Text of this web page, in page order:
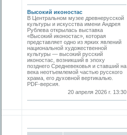
Высокий иконостас
В Центральном музее древнерусской
культуры и искусства имени Андрея
Рублева открылась выставка
«Высокий иконостас», которая
представляет одно из ярких явлений
национальной художественной
культуры — высокий русский
иконостас, возникший в эпоху
позднего Средневековья и ставший на
века неотъемлемой частью русского
храма, его духовной вертикалью.
PDF-версия.
20 апреля 2026 г. 13:30